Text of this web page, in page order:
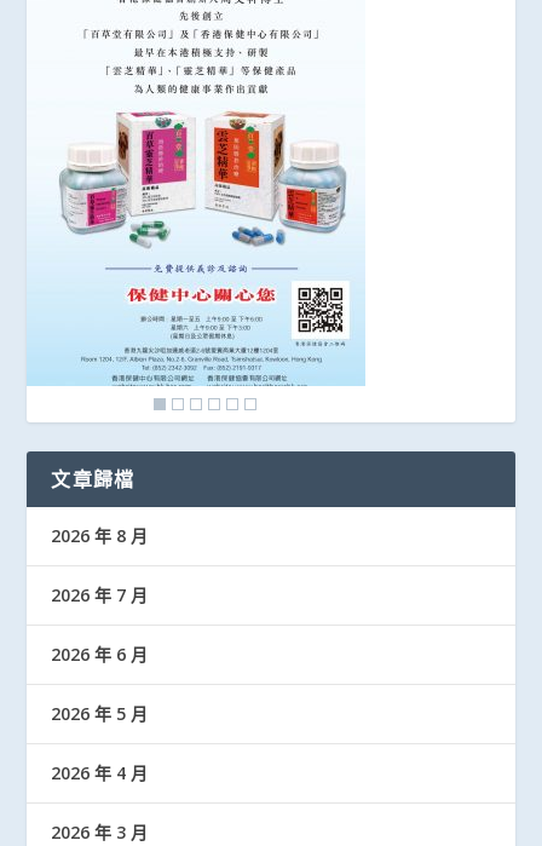
文章歸檔
2026 年 8 月
2026 年 7 月
2026 年 6 月
2026 年 5 月
2026 年 4 月
2026 年 3 月